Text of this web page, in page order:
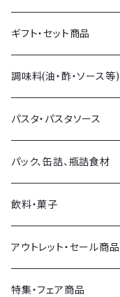
生サラミ
イタリア産
フランス産
スペイン産
その他各国
量り売りチーズ
パック販売チーズ
チーズアソート
イタリア産
フランス産
その他各国
ギフト・セット商品
調味料(油・酢・ソース等)
オリーブオイル・他オイル
バルサミコ・他お酢
塩
ソース類
その他調味料
パスタ・パスタソース
パスタ
パスタソース
パック、缶詰、瓶詰食材
オリーブ
おつまみ
トマト製品・野菜類
飲料・菓子
飲料
菓子
アウトレット・セール商品
セール商品
特集・フェア商品